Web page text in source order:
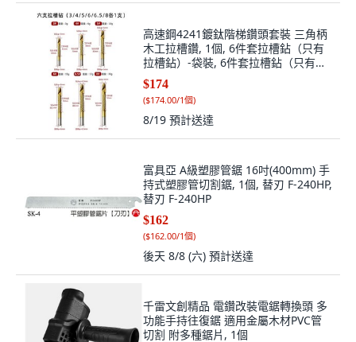
高速鋼4241鍍鈦階梯鑽頭套裝 三角柄
木工拉槽鑽, 1個, 6件套拉槽鉆（只有
拉槽鉆）-袋裝, 6件套拉槽鉆（只有拉
槽鉆）-袋裝
$174
($174.00/1個)
8/19 預計送達
富具亞 A級塑膠管鋸 16吋(400mm) 手
持式塑膠管切割鋸, 1個, 替刃 F-240HP,
替刃 F-240HP
$162
($162.00/1個)
後天 8/8 (六) 預計送達
千雷文創精品 電鑽改裝電鋸轉換頭 多
功能手持往復鋸 適用金屬木材PVC管
切割 附多種鋸片, 1個